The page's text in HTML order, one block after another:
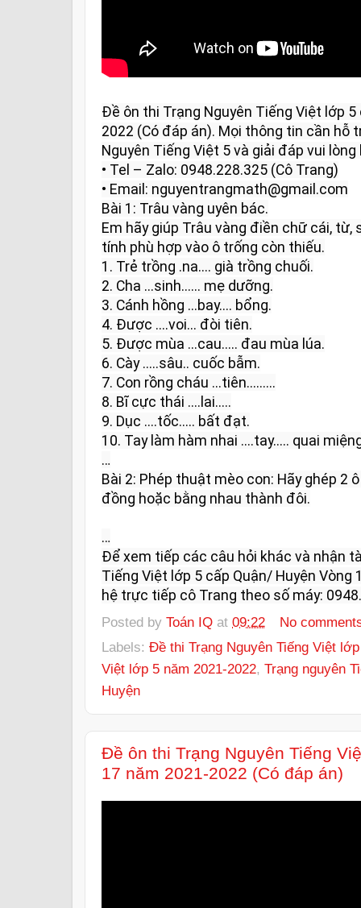
Đề ôn thi Trạng Nguyên Tiếng Việt lớp
2022 (Có đáp án). Mọi thông tin cần hỗ
Nguyên Tiếng Việt 5 và giải đáp vui lòng
• Tel – Zalo: 0948.228.325 (Cô Trang)
• Email: nguyentrangmath@gmail.com
Bài 1: Trâu vàng uyên bác.
Em hãy giúp Trâu vàng điền chữ cái, từ,
tính phù hợp vào ô trống còn thiếu.
1. Trẻ trồng .na.... già trồng chuối.
2. Cha ...sinh...... mẹ dưỡng.
3. Cánh hồng ...bay.... bổng.
4. Được ....voi... đòi tiên.
5. Được mùa ...cau..... đau mùa lúa.
6. Cày .....sâu.. cuốc bẫm.
7. Con rồng cháu ...tiên.........
8. Bĩ cực thái ....lai.....
9. Dục ....tốc..... bất đạt.
10. Tay làm hàm nhai ....tay..... quai
…
Bài 2: Phép thuật mèo con: Hãy ghép 2
đồng hoặc bằng nhau thành đôi.
…
Để xem tiếp các câu hỏi khác và nhận
Tiếng Việt lớp 5 cấp Quận/ Huyện Vòng
hệ trực tiếp cô Trang theo số máy:
Posted by Toán IQ at 09:22
No
Labels: Đề thi Trạng Nguyên Tiếng Việt
Việt lớp 5 năm 2021-2022, Trạng nguyên
Huyện
Đề ôn thi Trạng Nguyên Tiếng
17 năm 2021-2022 (Có đáp án)